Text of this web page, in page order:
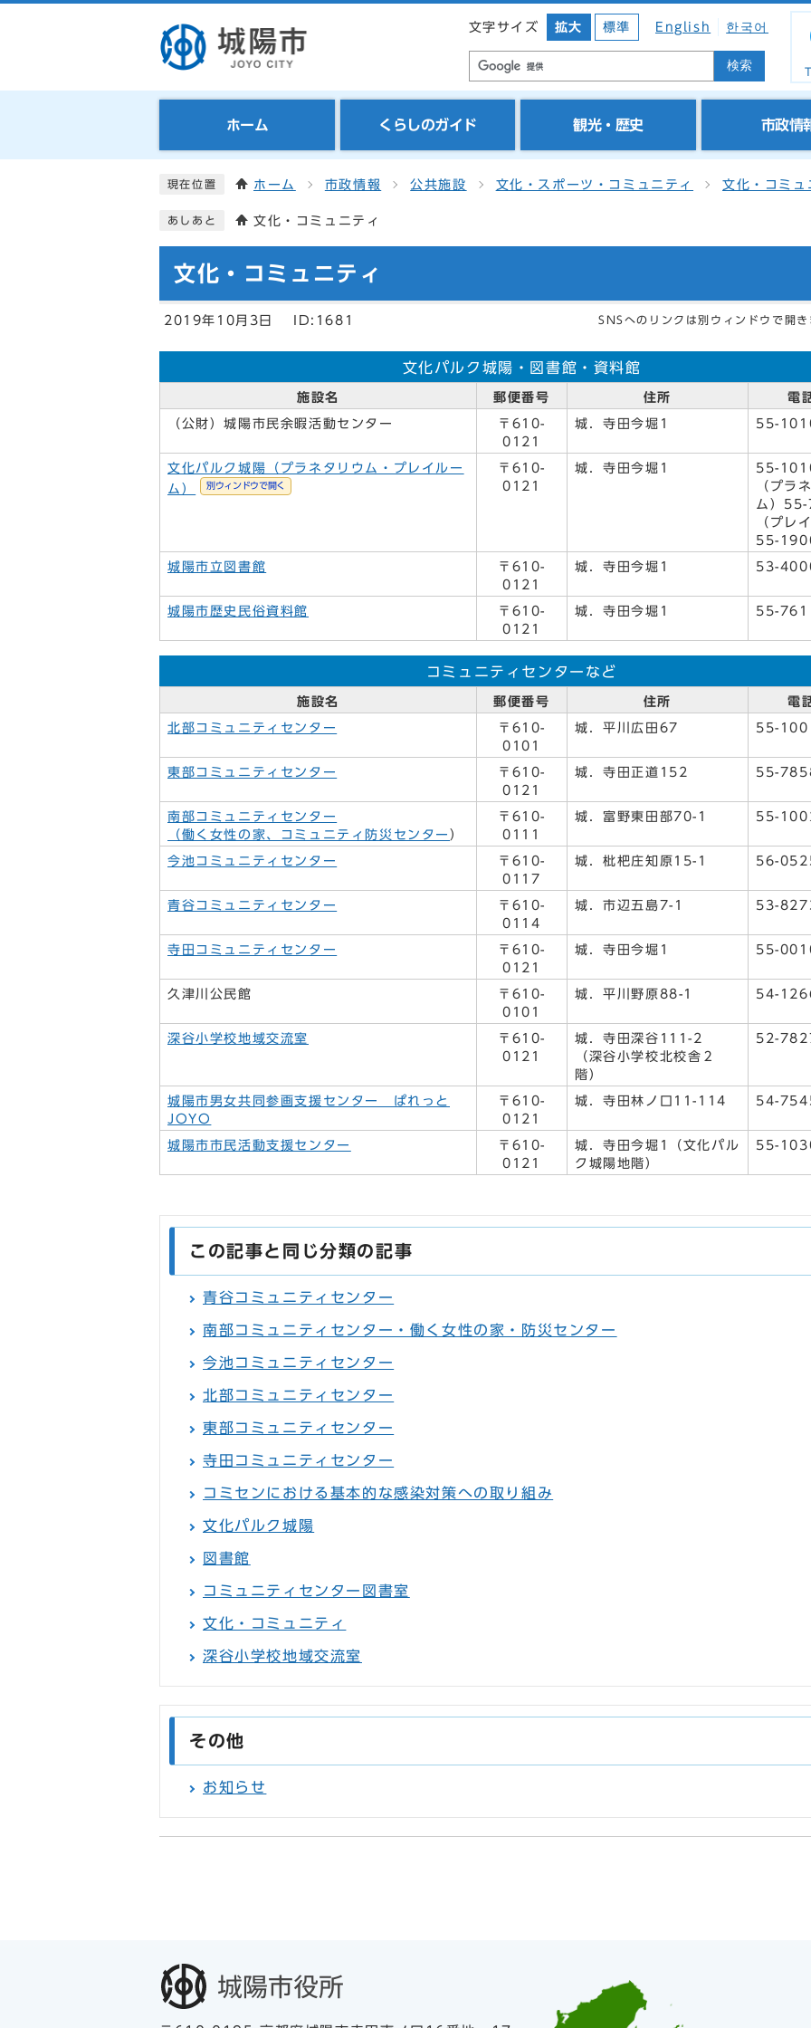
文字サイズ 拡大 標準 English 한국어
検索
ホーム くらしのガイド 観光・歴史 市政情
現在位置 ホーム 市政情報 公共施設 文化・スポーツ・コミュニティ 文化・コミュ
あしあと 文化・コミュニティ
文化・コミュニティ
2019年10月3日 ID:1681 SNSへのリンクは別ウィンドウで開き
文化パルク城陽・図書館・資料館
施設名 郵便番号 住所 電
（公財）城陽市民余暇活動センター
〒610-
0121
城．寺田今堀1 55-
文化パルク城陽（プラネタリウム・プレイルー
ム）
別ウィンドウで開く
〒610-
0121
城．寺田今堀1
55-
（プラ
ム）
（プレ
55-
城陽市立図書館
〒610-
0121
城．寺田今堀1 53-
城陽市歴史民俗資料館
〒610-
0121
城．寺田今堀1 55-
コミュニティセンターなど
施設名 郵便番号 住所 電
北部コミュニティセンター
〒610-
0101
城．平川広田67 55-
東部コミュニティセンター
〒610-
0121
城．寺田正道152 55-
南部コミュニティセンター
（働く女性の家、コミュニティ防災センター ）
〒610-
0111
城．富野東田部70-1 55-
今池コミュニティセンター
〒610-
0117
城．枇杷庄知原15-1 56-
青谷コミュニティセンター
〒610-
0114
城．市辺五島7-1 53-
寺田コミュニティセンター
〒610-
0121
城．寺田今堀1 55-
久津川公民館
〒610-
0101
城．平川野原88-1 54-
深谷小学校地域交流室
〒610-
0121
城．寺田深谷111-2
（深谷小学校北校舎２
階）
52-
城陽市男女共同参画支援センター ぱれっと
JOYO
〒610-
0121
城．寺田林ノ口11-114 54-
城陽市市民活動支援センター
〒610-
0121
城．寺田今堀1（文化パル
ク城陽地階）
55-
この記事と同じ分類の記事
青谷コミュニティセンター
南部コミュニティセンター・働く女性の家・防災センター
今池コミュニティセンター
北部コミュニティセンター
東部コミュニティセンター
寺田コミュニティセンター
コミセンにおける基本的な感染対策への取り組み
文化パルク城陽
図書館
コミュニティセンター図書室
文化・コミュニティ
深谷小学校地域交流室
その他
お知らせ